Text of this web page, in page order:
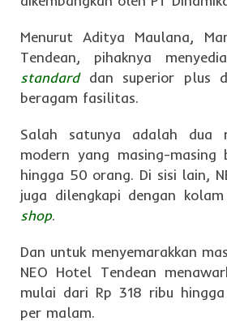
Menurut Aditya Maulana,
Tendean, pihaknya
standarddan superior plus
beragam fasilitas.
Salah satunya adalah dua
modern yang masing-masing
hingga 50 orang. Di sisi lain,
juga dilengkapi dengan
shop.
Dan untuk menyemarakkan
NEO Hotel Tendean
mulai dari Rp 318 ribu
per malam.